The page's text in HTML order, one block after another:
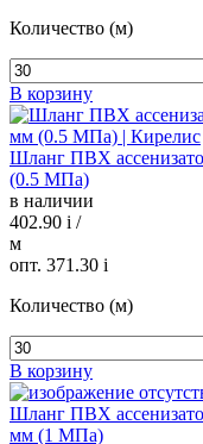
Количество (м)
В корзину
Шланг ПВХ
(0.5 МПа)
в наличии
402.90 i /
м
опт. 371.30 i
Количество (м)
В корзину
Шланг ПВХ
мм (1 МПа)